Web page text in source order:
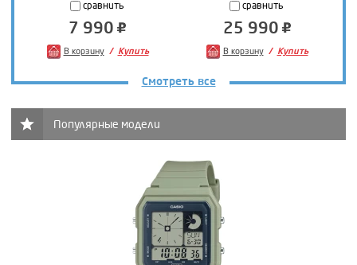
сравнить
7 990
В корзину Купить
сравнить
25 990
В корзину Купить
Смотреть все
Популярные модели